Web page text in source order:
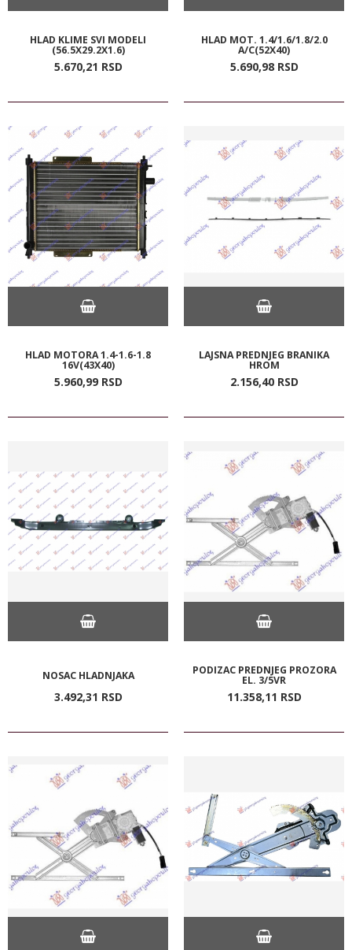
HLAD KLIME SVI MODELI
(56.5X29.2X1.6)
5.670,21 RSD
HLAD MOT. 1.4/1.6/1.8/2.0
A/C(52X40)
5.690,98 RSD
HLAD MOTORA 1.4-1.6-1.8
16V(43X40)
5.960,99 RSD
LAJSNA PREDNJEG BRANIKA
HROM
2.156,40 RSD
NOSAC HLADNJAKA
3.492,31 RSD
PODIZAC PREDNJEG PROZORA
EL. 3/5VR
11.358,11 RSD